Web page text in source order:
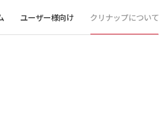
ユーザー様向け クリナップについて